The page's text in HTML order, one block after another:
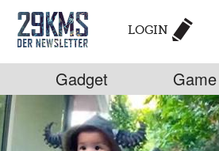
LOGIN
Gadget Game